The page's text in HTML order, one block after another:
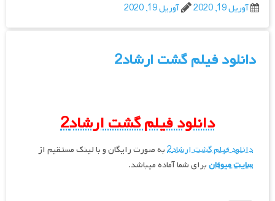
آوریل 19, 2020
آوریل 19, 2020
دانلود فیلم گشت ارشاد2
دانلود فیلم گشت ارشاد2
دانلود فیلم گشت ارشاد2 به صورت رایگان و با لینک مستقیم از
سایت میوفانبرای شما آماده میباشد.